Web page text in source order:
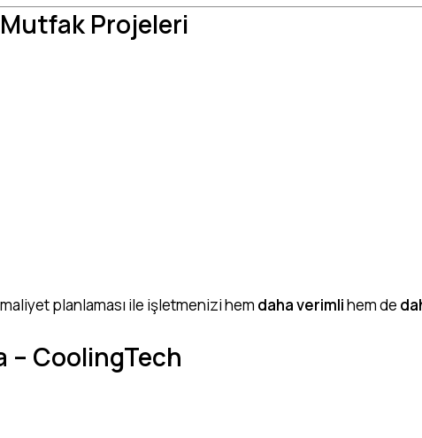
Projeleri
planlaması ile işletmenizi hem daha verimlihem de
– CoolingTech